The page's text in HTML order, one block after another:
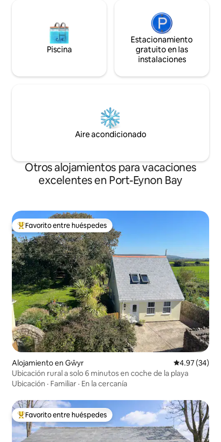
Piscina
Estacionamiento
gratuito en las
instalaciones
Aire acondicionado
Otros alojamientos para vacaciones
excelentes en Port-Eynon Bay
Favorito entre huéspedes preferido
Favorito entre huéspedes
Alojamiento en Gŵyr Calificación
4.97 (34)
Ubicación rural a solo 6 minutos en coche de la playa
Ubicación · Familiar · En la cercanía
Favorito entre huéspedes preferido
Favorito entre huéspedes